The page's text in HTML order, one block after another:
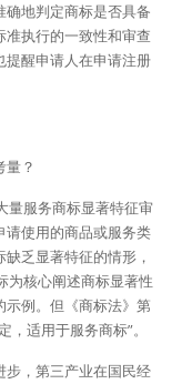
地判定商标是否具备
执行的一致性和审查
提醒申请人在申请注册
量？
量服务商标显著特征审
请使用的商品或服务类
乏显著特征的情形，
为核心阐述商标显著性
例。但《商标法》第
适用于服务商标”。
步，第三产业在国民经